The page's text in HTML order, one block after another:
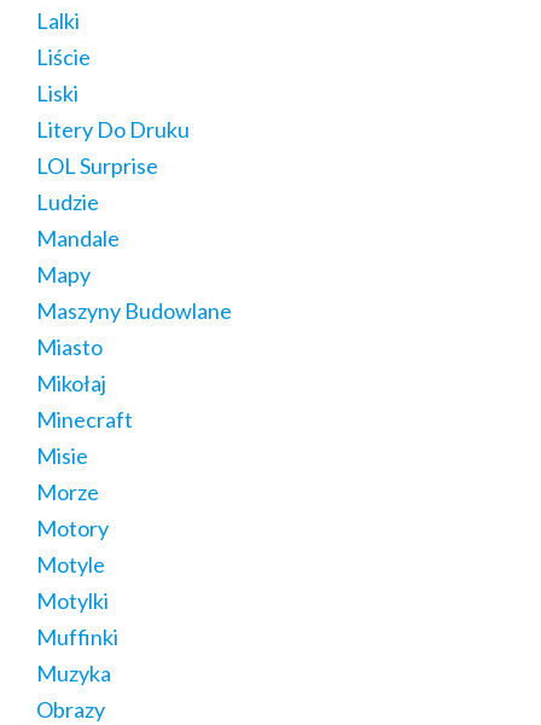
Lalki
Liście
Liski
Litery Do Druku
LOL Surprise
Ludzie
Mandale
Mapy
Maszyny Budowlane
Miasto
Mikołaj
Minecraft
Misie
Morze
Motory
Motyle
Motylki
Muffinki
Muzyka
Obrazy